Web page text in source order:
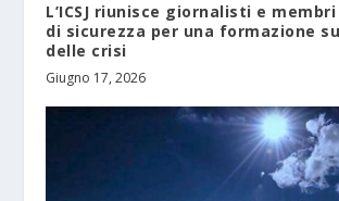
L’ICSJ riunisce giornalisti e
di sicurezza per una formazione
delle crisi
Giugno 17, 2026